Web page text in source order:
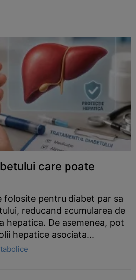
care poate
folosite pentru diabet par sa
reducand acumularea de
hepatica. De asemenea, pot
hepatice asociata...